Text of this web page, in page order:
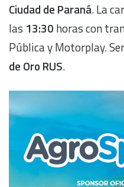
Ciudad de Paraná. La
las 13:30 horas con
Pública y Motorplay.
de Oro RUS.